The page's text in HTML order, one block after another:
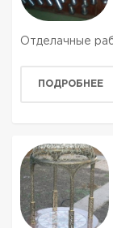
Отделачные
ПОДРОБНЕЕ